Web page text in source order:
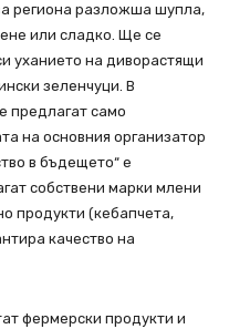
региона разложша шупла,
или сладко. Ще се
уханието на диворастящи
зеленчуци. В
предлагат само
на основния организатор
в бъдещето“ е
собствени марки млени
продукти (кебапчета,
качество на
фермерски продукти и